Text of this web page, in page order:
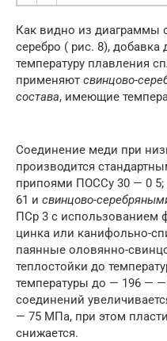
Как видно из диаграммы
серебро ( рис. 8), добавка
температуру плавления
применяют свинцово-
состава, имеющие
Соединение меди при
производится
припоями ПОССу 30 — 0
61 и свинцово-
ПСр 3 с использованием
цинка или канифольно-
паянные оловянно-
теплостойки до
температуры до — 196 — —
соединений
— 75 МПа, при этом
снижается.